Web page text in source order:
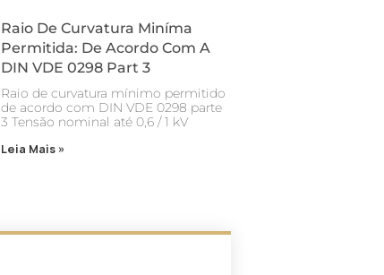
Raio De Curvatura Miníma
Permitida: De Acordo Com A
DIN VDE 0298 Part 3
Raio de curvatura mínimo permitido
de acordo com DIN VDE 0298 parte
3 Tensão nominal até 0,6 / 1 kV
Leia Mais »